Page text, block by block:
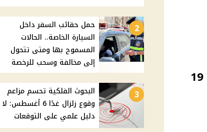
قطارات مكيفة جديدة من القاهرة إلى مرسى مطروح 19
2
حمل حقائب السفر داخل
السيارة الخاصة.. الحالات
المسموح بها ومتى تتحول
إلى مخالفة وسحب للرخصة
3
البحوث الفلكية تحسم مزاعم
وقوع زلزال غدًا 6 أغسطس: لا
دليل علمي على التوقعات